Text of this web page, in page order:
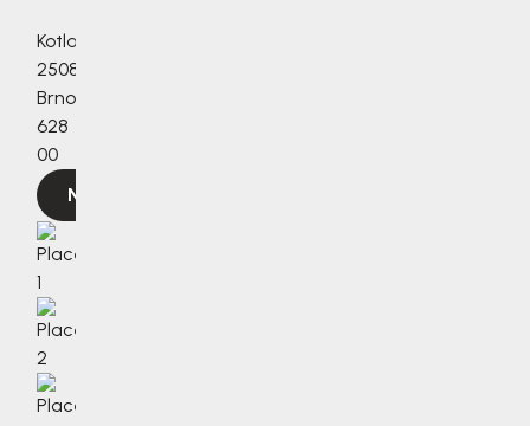
Kotlanova
2508/3a,
Brno,
628
00
Navigovat